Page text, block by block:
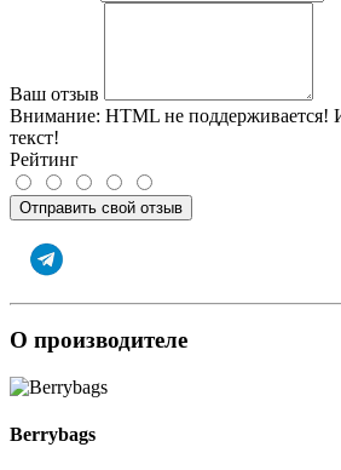
Ваш отзыв
Внимание: HTML не поддерживается!
текст!
Рейтинг
Отправить свой отзыв
О производителе
Berrybags